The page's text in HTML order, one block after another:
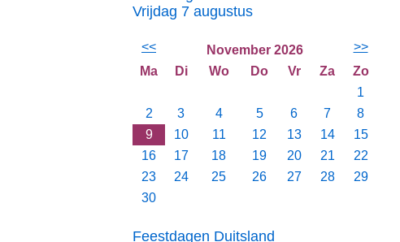
Vrijdag 7 augustus
<< November 2026
>>
Ma
Di Wo Do Vr Za
Zo
1
2
3 4 5 6 7
8
9
10 11 12 13 14
15
16
17 18 19 20 21
22
23
24 25 26 27 28
29
30
Feestdagen Duitsland